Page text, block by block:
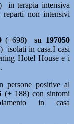
in terapia intensiva
non intensivi
(+698) su 197050
isolati in casa.I casi
Hotel House e i
persone positive al
(+ 188) con sintomi
in casa